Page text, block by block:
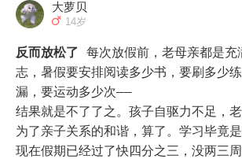
6、《历史穿越报》整套读完，开启《西
7、看电影、爬山、骑行，玩…还要安排
多，不少了。哈哈哈
大萝贝
14岁
反而放松了 每次放假前，老母亲都是充
志，暑假要安排阅读多少书，要刷多少
漏，要运动多少次——
结果就是不了了之。孩子自驱力不足，
为了亲子关系的和谐，算了。学习毕竟是
现在假期已经过了快四分之三，没两三